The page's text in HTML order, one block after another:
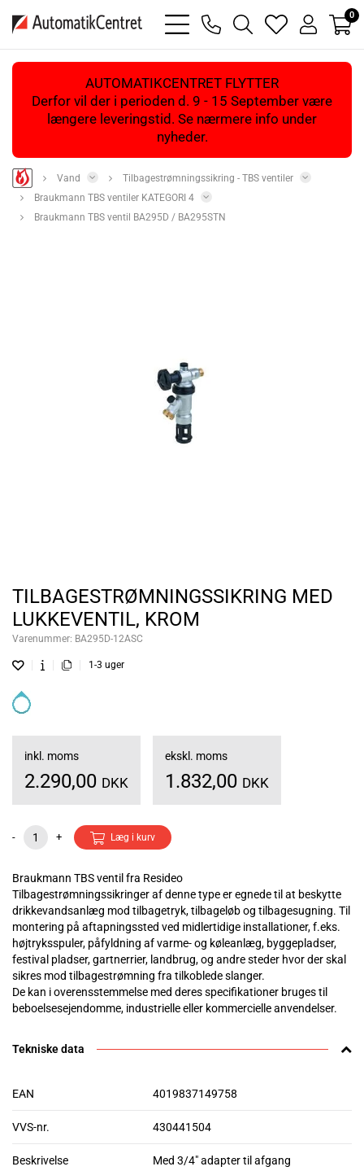
bars
light
phone
magnifying
glass
heart
light
user
light
0
AUTOMATIKCENTRET FLYTTER
Derfor vil der i perioden d. 9 - 15 September være
længere leveringstid. Se nærmere info under
nyheder.
Vand
Tilbagestrømningssikring - TBS ventiler
Braukmann TBS ventiler KATEGORI 4
Braukmann TBS ventil BA295D / BA295STN
TILBAGESTRØMNINGSSIKRING MED
LUKKEVENTIL, KROM
Varenummer: BA295D-12ASC
1-3 uger
inkl. moms
2.290,00 DKK
ekskl. moms
1.832,00 DKK
- + Læg i kurv
Braukmann TBS ventil fra Resideo
Tilbagestrømningssikringer af denne type er egnede til at beskytte
drikkevandsanlæg mod tilbagetryk, tilbageløb og tilbagesugning. Til
montering på aftapningssted ved midlertidige installationer, f.eks.
højtryksspuler, påfyldning af varme- og køleanlæg, byggepladser,
festival pladser, gartnerrier, landbrug, og andre steder hvor der skal
sikres mod tilbagestrømning fra tilkoblede slanger.
De kan i overensstemmelse med deres specifikationer bruges til
beboelsesejendomme, industrielle eller kommercielle anvendelser.
Tekniske data
EAN 4019837149758
VVS-nr. 430441504
Beskrivelse Med 3/4" adapter til afgang